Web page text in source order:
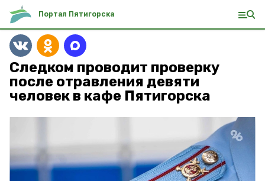
Портал Пятигорска
Следком проводит проверку
после отравления девяти
человек в кафе Пятигорска